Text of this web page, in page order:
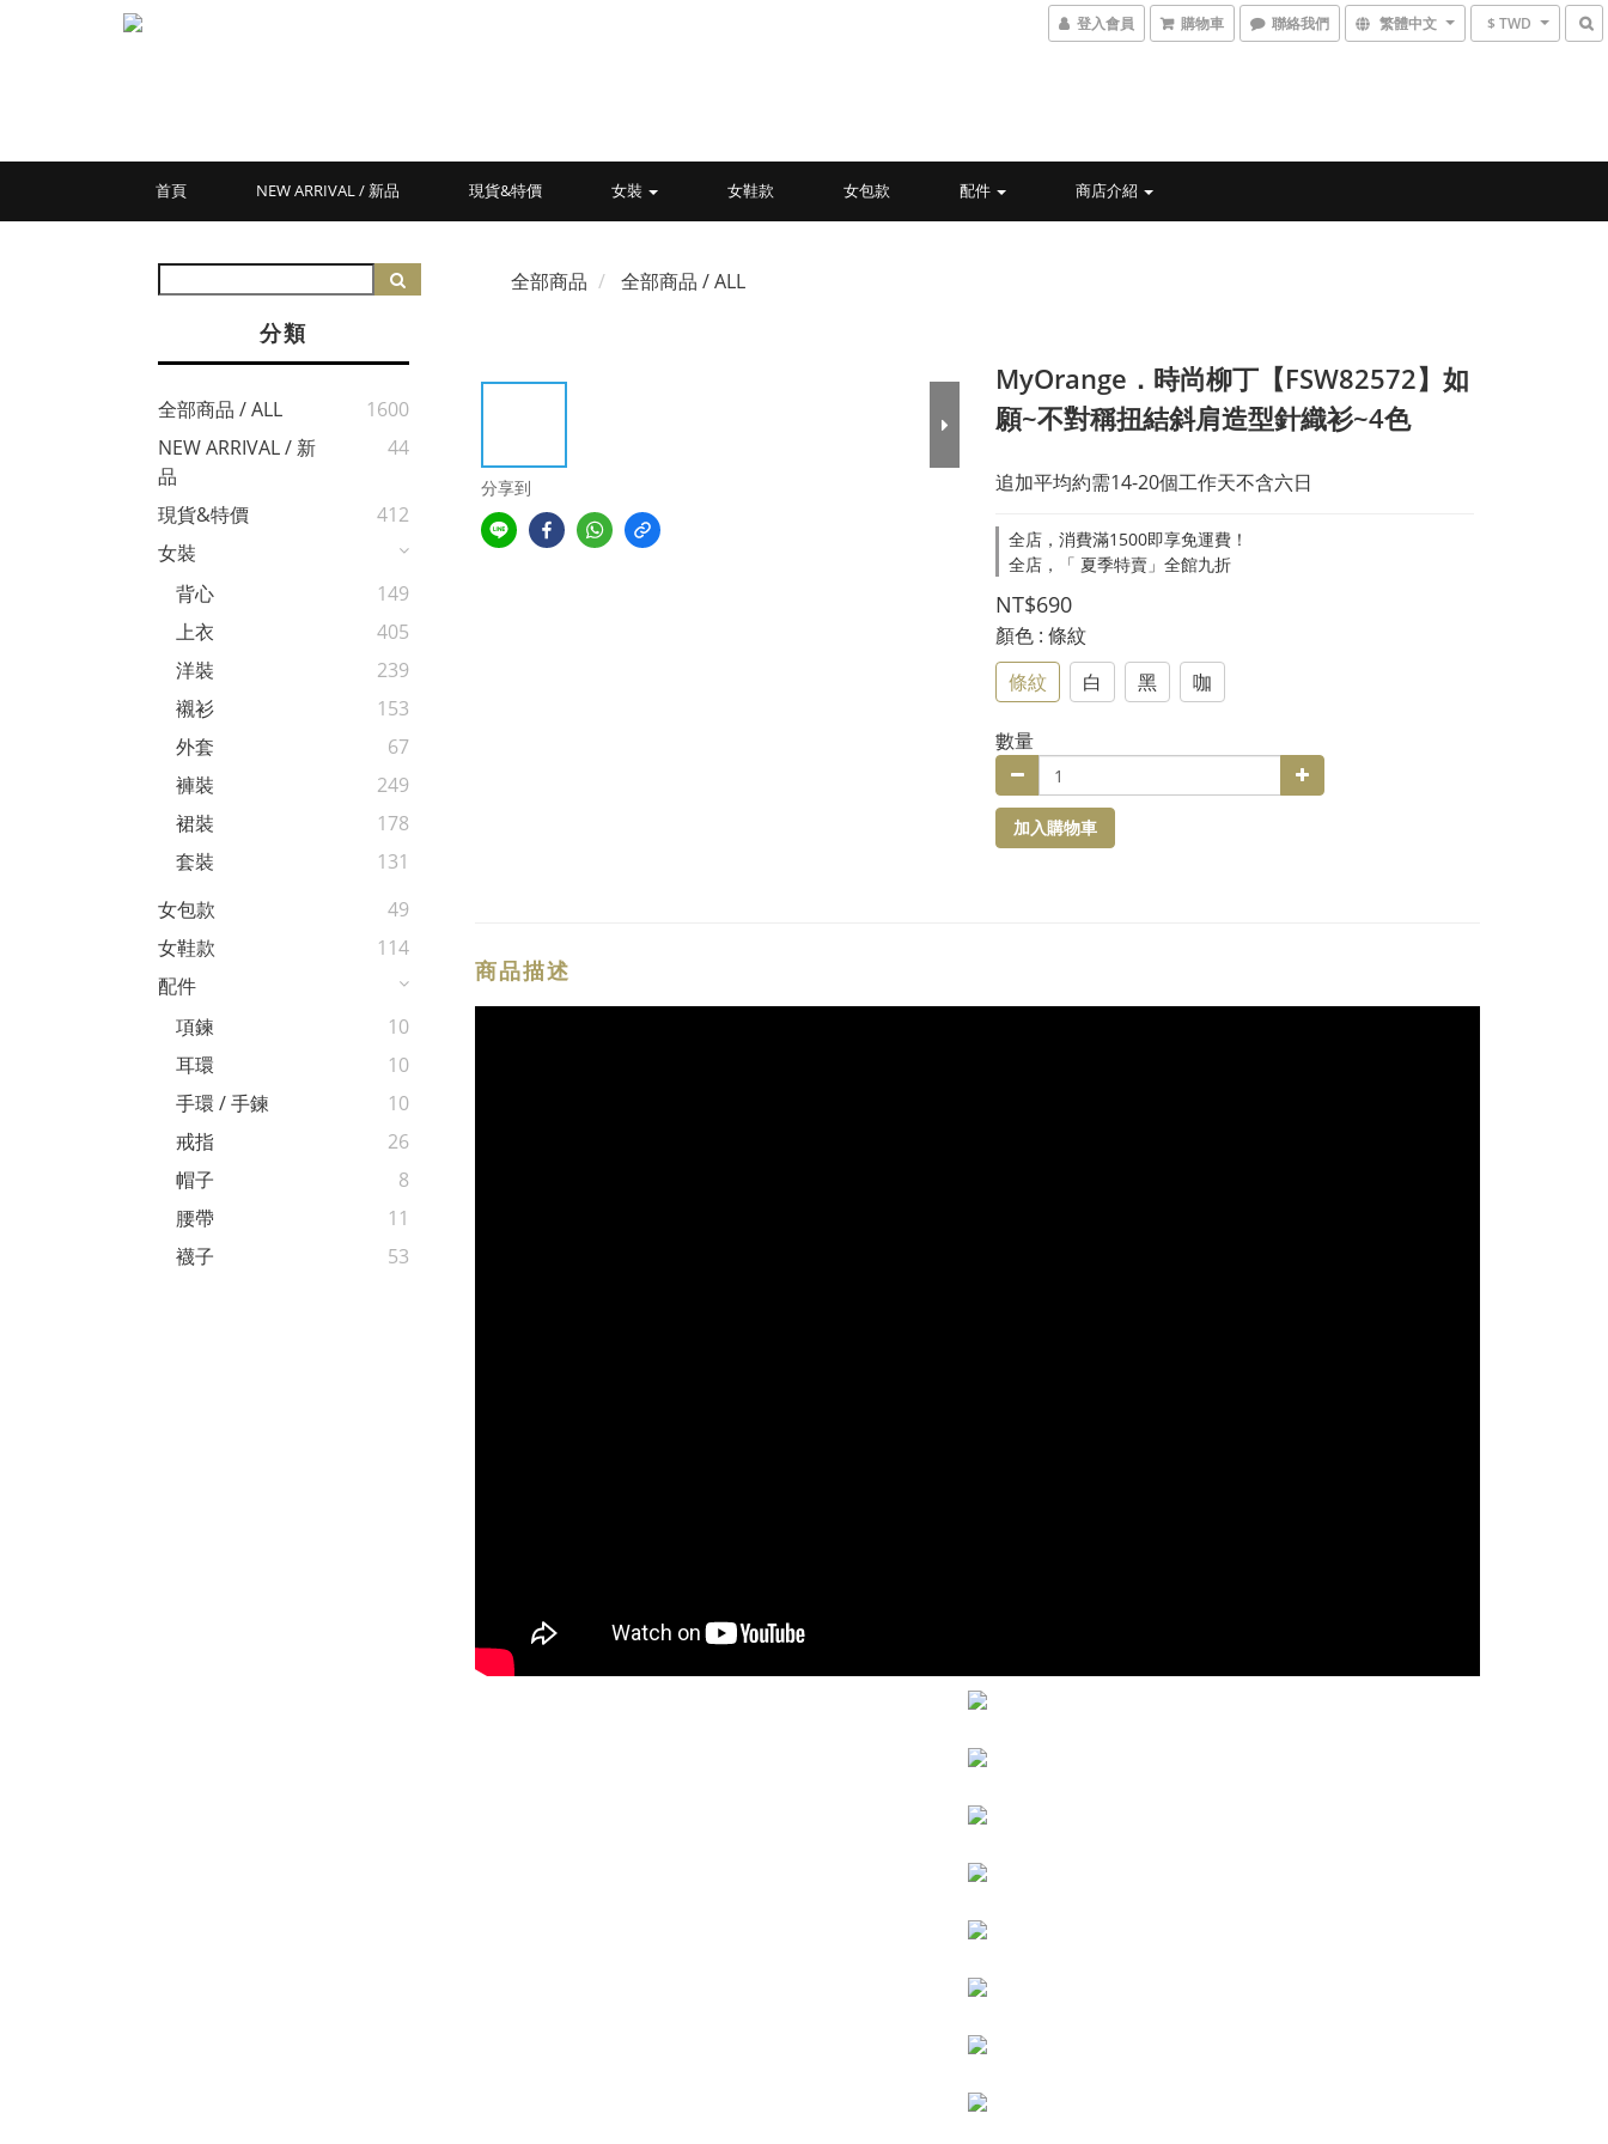
登入會員 購物車 聯絡我們 繁體中文 $ TWD
首頁 NEW ARRIVAL / 新品 現貨&特價 女裝 女鞋款 女包款 配件 商店介紹
分類
全部商品 / ALL
1600
NEW ARRIVAL / 新
品
44
現貨&特價
412
女裝
背心
149
上衣
405
洋裝
239
襯衫
153
外套
67
褲裝
249
裙裝
178
套裝
131
女包款
49
女鞋款
114
配件
項鍊
10
耳環
10
手環 / 手鍊
10
戒指
26
帽子
8
腰帶
11
襪子
53
全部商品 全部商品 / ALL
分享到
MyOrange．時尚柳丁【FSW82572】如
願~不對稱扭結斜肩造型針織衫~4色
追加平均約需14-20個工作天不含六日
全店，消費滿1500即享免運費！
全店，「 夏季特賣」全館九折
NT$690
顏色 : 條紋
條紋
白 黑 咖
數量
加入購物車
商品描述